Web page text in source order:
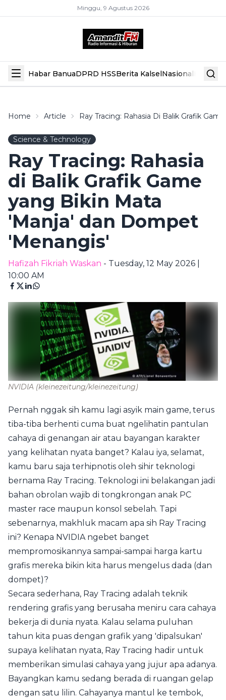
Minggu, 9 Agustus 2026
Habar BanuaDPRD HSSBerita KalselNasional Hiburan
Home Article Ray Tracing: Rahasia Di Balik Grafik
Science & Technology
Ray Tracing: Rahasia
di Balik Grafik Game
yang Bikin Mata
'Manja' dan Dompet
'Menangis'
Hafizah Fikriah Waskan - Tuesday, 12 May 2026 |
10:00 AM
NVIDIA (kleinezeitung/kleinezeitung)
Pernah nggak sih kamu lagi asyik main game, terus
tiba-tiba berhenti cuma buat ngelihatin pantulan
cahaya di genangan air atau bayangan karakter
yang kelihatan nyata banget? Kalau iya, selamat,
kamu baru saja terhipnotis oleh sihir teknologi
bernama Ray Tracing. Teknologi ini belakangan jadi
bahan obrolan wajib di tongkrongan anak PC
master race maupun konsol sebelah. Tapi
sebenarnya, makhluk macam apa sih Ray Tracing
ini? Kenapa NVIDIA ngebet banget
mempromosikannya sampai-sampai harga kartu
grafis mereka bikin kita harus mengelus dada (dan
dompet)?
Secara sederhana, Ray Tracing adalah teknik
rendering grafis yang berusaha meniru cara cahaya
bekerja di dunia nyata. Kalau selama puluhan
tahun kita puas dengan grafik yang 'dipalsukan'
supaya kelihatan nyata, Ray Tracing hadir untuk
memberikan simulasi cahaya yang jujur apa adanya.
Bayangkan kamu sedang berada di ruangan gelap
dengan satu lilin. Cahayanya mantul ke tembok,